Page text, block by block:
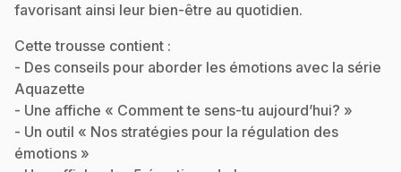
favorisant ainsi leur bien-être au quotidien.
Cette trousse contient :
- Des conseils pour aborder les émotions avec la série
Aquazette
- Une affiche « Comment te sens-tu aujourd’hui? »
- Un outil « Nos stratégies pour la régulation des
émotions »